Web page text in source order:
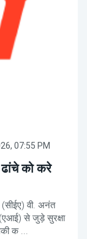
07:55 PM
ढांचे को करे
(सीईए) वी. अनंत
(एआई) से जुड़े सुरक्षा
क ...